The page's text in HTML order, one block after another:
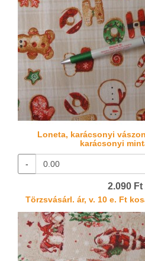
Loneta, karácsonyi
karácsonyi
-
2.090 Ft
Törzsvásárl. ár, v. 10 e. Ft